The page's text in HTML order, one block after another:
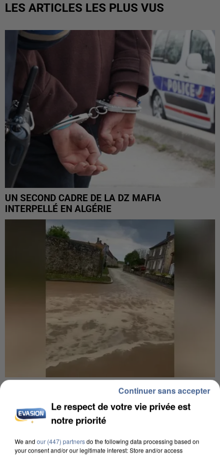
LES ARTICLES LES PLUS VUS
UN SECOND CADRE DE LA DZ MAFIA
INTERPELLÉ EN ALGÉRIE
UNE TOURISTE DE L’OISE EMPORTÉE PAR UNE
Le respect de votre vie privée est
notre priorité
We and our (447) partnersdo the following data processing based on
your consent and/or our legitimate interest: Store and/or access
Continuer sans accepter